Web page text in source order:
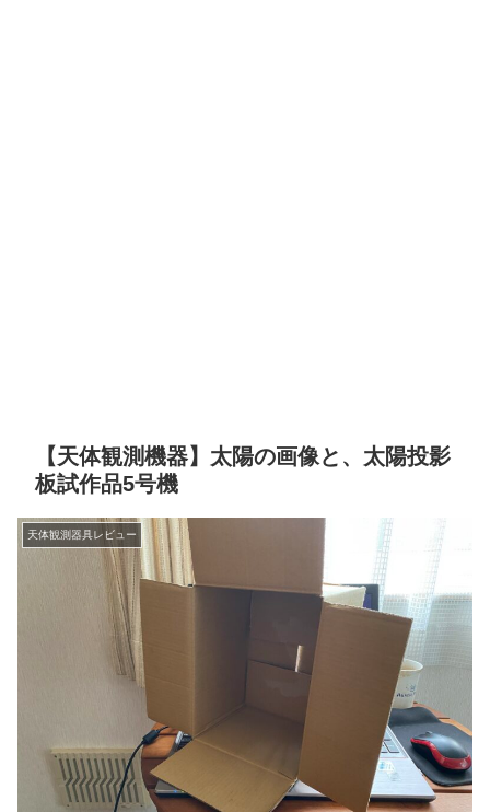
【天体観測機器】太陽の画像と、太陽投影
板試作品5号機
天体観測器具レビュー